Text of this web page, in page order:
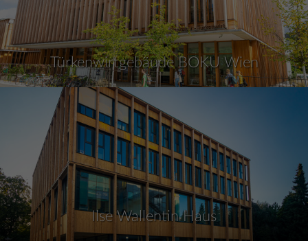
Türkenwirtgebäude BOKU Wien
Ilse Wallentin Haus